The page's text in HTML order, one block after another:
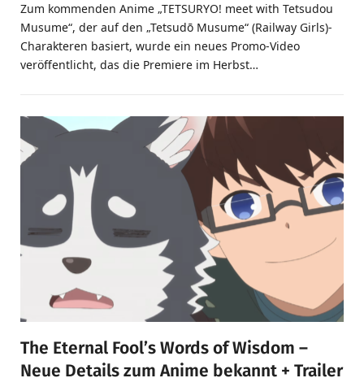
Zum kommenden Anime „TETSURYO! meet with Tetsudou
Musume“, der auf den „Tetsudō Musume“ (Railway Girls)-
Charakteren basiert, wurde ein neues Promo-Video
veröffentlicht, das die Premiere im Herbst…
The Eternal Fool’s Words of Wisdom –
Neue Details zum Anime bekannt + Trailer